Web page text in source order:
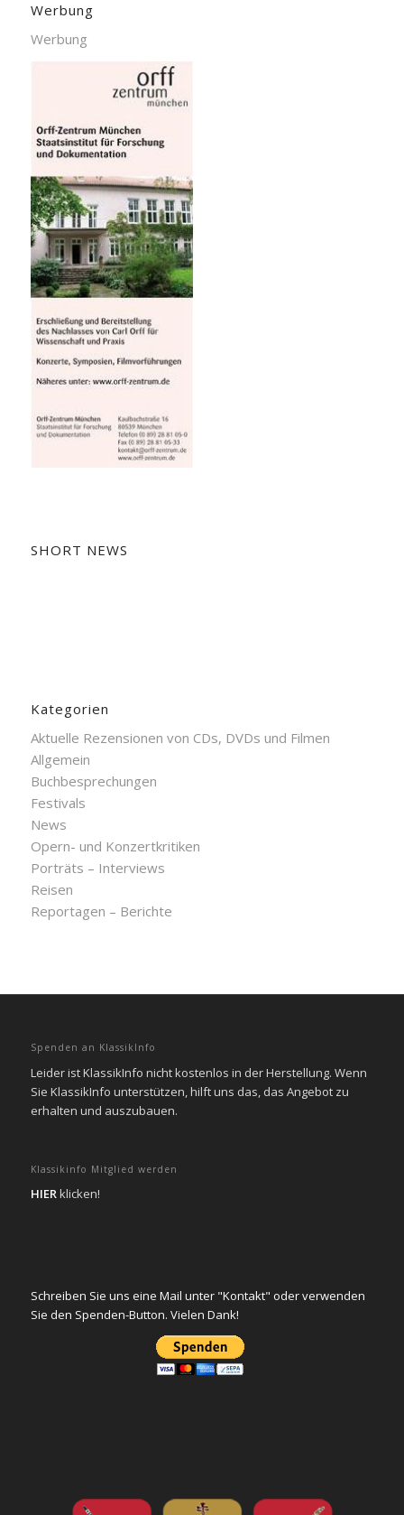
Werbung
Werbung
SHORT NEWS
Kategorien
Aktuelle Rezensionen von CDs, DVDs und Filmen
Allgemein
Buchbesprechungen
Festivals
News
Opern- und Konzertkritiken
Porträts – Interviews
Reisen
Reportagen – Berichte
Spenden an KlassikInfo
Leider ist KlassikInfo nicht kostenlos in der Herstellung. Wenn
Sie KlassikInfo unterstützen, hilft uns das, das Angebot zu
erhalten und auszubauen.
Klassikinfo Mitglied werden
HIERklicken!
Schreiben Sie uns eine Mail unter "Kontakt" oder verwenden
Sie den Spenden-Button. Vielen Dank!